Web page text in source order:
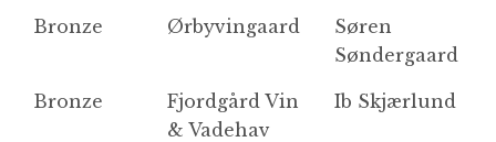
Bronze Ørbyvingaard
Søren
Søndergaard
Bronze
Fjordgård Vin
& Vadehav
Ib Skjærlund